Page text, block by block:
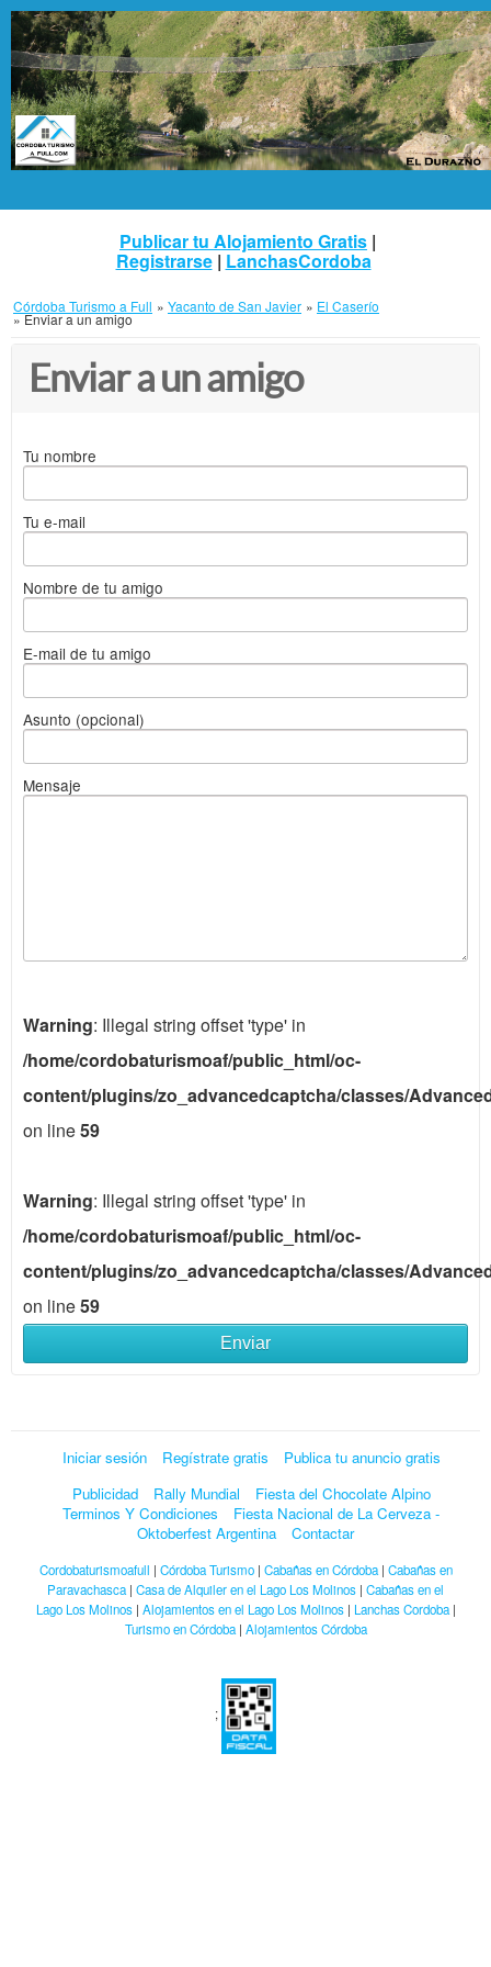
Publicar tu Alojamiento Gratis |
Registrarse| LanchasCordoba
Córdoba Turismo a Full » Yacanto de San Javier » El Caserío
»Enviar a un amigo
Enviar a un amigo
Tu nombre
Tu e-mail
Nombre de tu amigo
E-mail de tu amigo
Asunto (opcional)
Mensaje
Warning: Illegal string offset 'type' in
/home/cordobaturismoaf/public_html/oc-
content/plugins/zo_advancedcaptcha/classes/
on line59
Warning: Illegal string offset 'type' in
/home/cordobaturismoaf/public_html/oc-
content/plugins/zo_advancedcaptcha/classes/
on line59
Enviar
Iniciar sesión Regístrate gratis
Publica tu anuncio gratis
Publicidad
Rally Mundial
Fiesta del Chocolate Alpino
Terminos Y Condiciones
Fiesta Nacional de La Cerveza -
Oktoberfest Argentina
Contactar
Cordobaturismoafull | Córdoba Turismo| Cabañas en Córdoba| Cabañas en
Paravachasca| Casa de Alquiler en el Lago Los Molinos | Cabañas en el
Lago Los Molinos| Alojamientos en el Lago Los Molinos| Lanchas Cordoba|
Turismo en Córdoba| Alojamientos Córdoba
;